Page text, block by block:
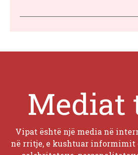
Mediat
Vipat është një media në
në rritje, e kushtuar